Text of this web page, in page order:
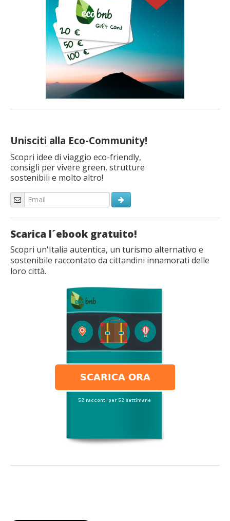
Unisciti alla Eco-Community!
Scopri idee di viaggio eco-friendly,
consigli per vivere green, strutture
sostenibili e molto altro!
Scarica l´ebook gratuito!
Scopri un'Italia autentica, un turismo alternativo e
sostenibile raccontato da cittandini innamorati delle
loro città.